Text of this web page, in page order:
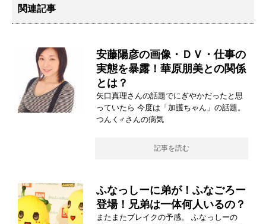
関連記事
安藤陽彦の画像・ＤＶ・仕事の
実態を暴露！華原朋美との関係
とは？
矢口真理さんの話題でにぎやかだったと思
っていたら 今度は「加護ちゃん」の話題。
つんく♂さんの病気
記事を読む
ふなっしーに弟が！ふなごろー
登場！兄弟は一体何人いるの？
またまたブレイクの予感。 ふなっしーの